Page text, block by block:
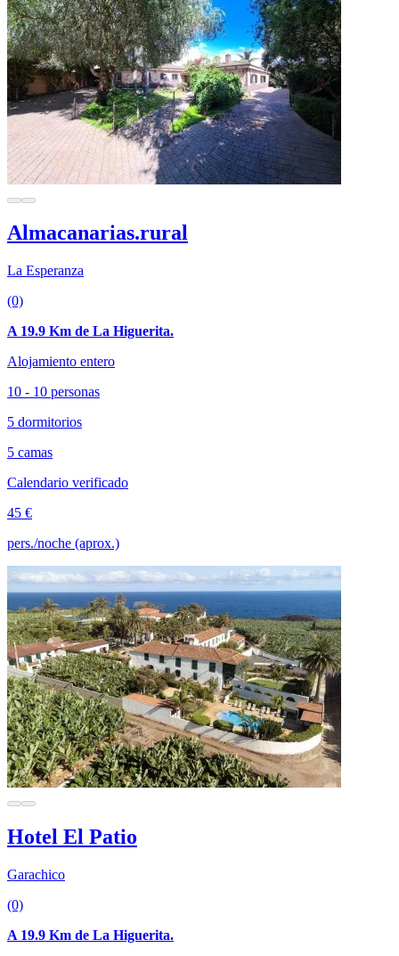
Almacanarias.rural
La Esperanza
(0)
A 19.9 Km de La Higuerita.
Alojamiento entero
10 - 10 personas
5 dormitorios
5 camas
Calendario verificado
45 €
pers./noche (aprox.)
Hotel El Patio
Garachico
(0)
A 19.9 Km de La Higuerita.